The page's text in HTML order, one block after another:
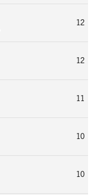
12
12
11
10
10